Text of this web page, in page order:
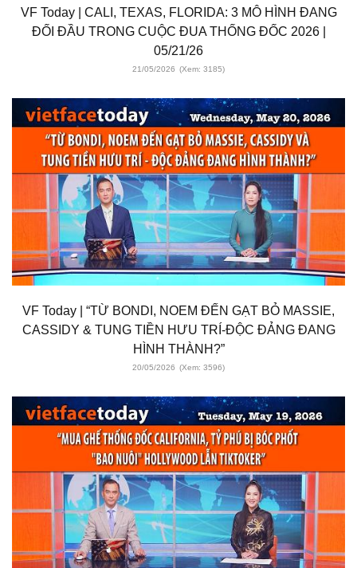
VF Today | CALI, TEXAS, FLORIDA: 3 MÔ HÌNH ĐANG
ĐỐI ĐẦU TRONG CUỘC ĐUA THỐNG ĐỐC 2026 |
05/21/26
21/05/2026 (Xem: 3185)
VF Today | “TỪ BONDI, NOEM ĐẾN GẠT BỎ MASSIE,
CASSIDY & TUNG TIỀN HƯU TRÍ-ĐỘC ĐẢNG ĐANG
HÌNH THÀNH?”
20/05/2026 (Xem: 3596)